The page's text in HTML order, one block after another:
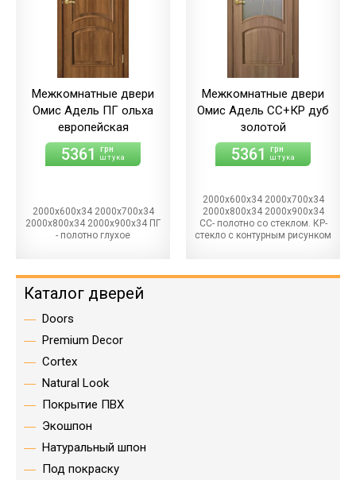
Межкомнатные двери
Омис Адель ПГ ольха
европейская
5361 грн
штука
2000х600х34 2000х700х34
2000х800х34 2000х900х34 ПГ
- полотно глухое
Межкомнатные двери
Омис Адель СС+КР дуб
золотой
5361 грн
штука
2000х600х34 2000х700х34
2000х800х34 2000х900х34
СС- полотно со стеклом. КР-
стекло с контурным рисунком
Каталог дверей
Doors
Premium Decor
Cortex
Natural Look
Покрытие ПВХ
Экошпон
Натуральный шпон
Под покраску